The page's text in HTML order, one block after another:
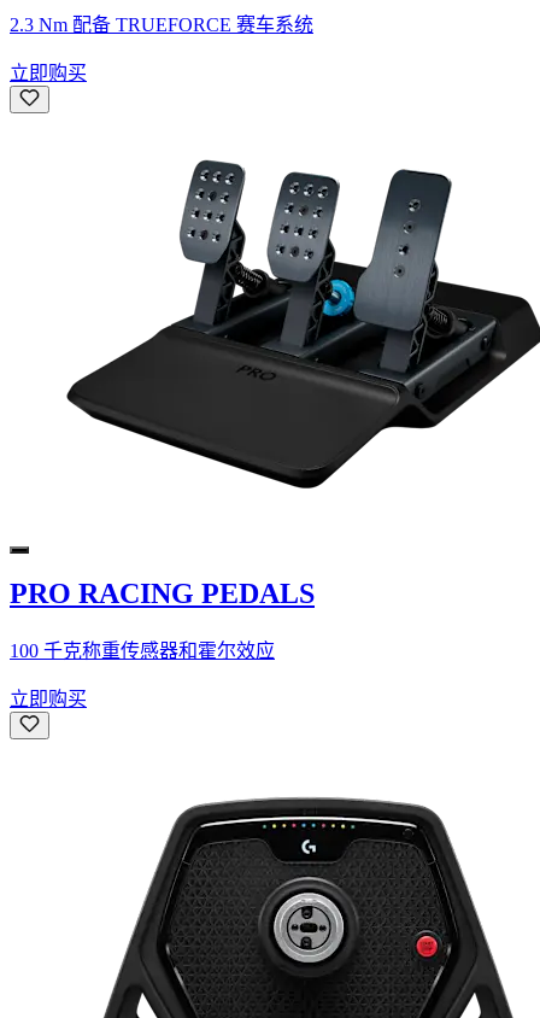
2.3 Nm 配备 TRUEFORCE 赛车系统
立即购买
PRO RACING PEDALS
100 千克称重传感器和霍尔效应
立即购买